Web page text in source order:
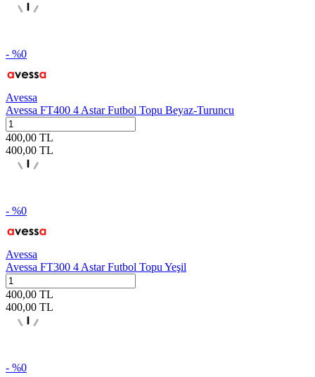
- %0
Avessa
Avessa FT400 4 Astar Futbol Topu Beyaz-Turuncu
400,00 TL
400,00 TL
- %0
Avessa
Avessa FT300 4 Astar Futbol Topu Yeşil
400,00 TL
400,00 TL
- %0